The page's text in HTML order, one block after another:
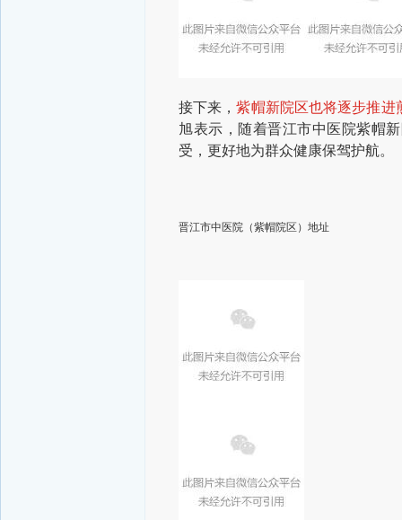
接下来，紫帽新院区也将逐步推进
旭表示，随着晋江市中医院紫帽
受，更好地为群众健康保驾护航。
晋江市中医院（紫帽院区）地址